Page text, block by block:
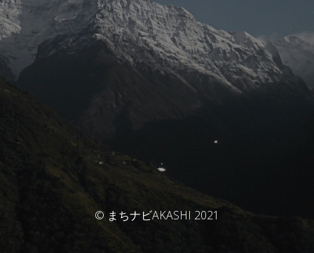
© まちナビAKASHI 2021